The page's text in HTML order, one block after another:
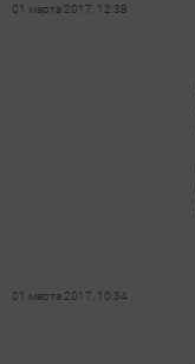
01 марта 2017, 12:38
01 марта 2017, 10:34